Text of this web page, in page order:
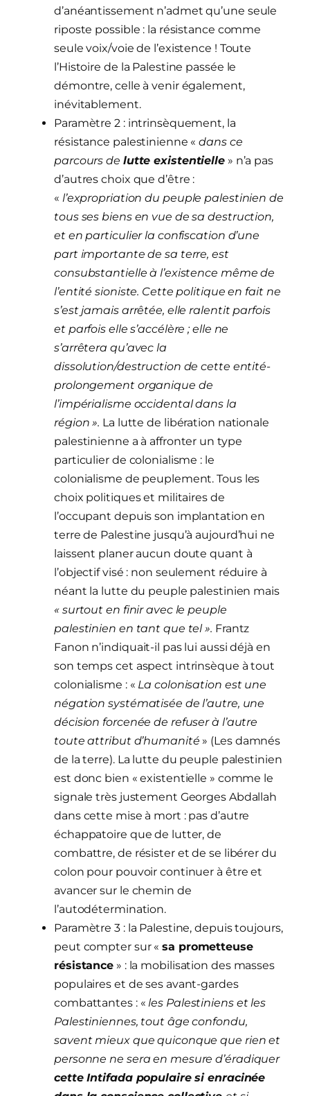
d’anéantissement n’admet qu’une seule
riposte possible : la résistance comme
seule voix/voie de l’existence ! Toute
l’Histoire de la Palestine passée le
démontre, celle à venir également,
inévitablement.
Paramètre 2 : intrinsèquement, la
résistance palestinienne «dans ce
parcours de lutte existentielle» n’a pas
d’autres choix que d’être :
« l’expropriation du peuple palestinien de
tous ses biens en vue de sa destruction,
et en particulier la confiscation d’une
part importante de sa terre, est
consubstantielle à l’existence même de
l’entité sioniste. Cette politique en fait ne
s’est jamais arrêtée, elle ralentit parfois
et parfois elle s’accélère ; elle ne
s’arrêtera qu’avec la
dissolution/destruction de cette entité-
prolongement organique de
l’impérialisme occidental dans la
région ». La lutte de libération nationale
palestinienne a à affronter un type
particulier de colonialisme : le
colonialisme de peuplement. Tous les
choix politiques et militaires de
l’occupant depuis son implantation en
terre de Palestine jusqu’à aujourd’hui ne
laissent planer aucun doute quant à
l’objectif visé : non seulement réduire à
néant la lutte du peuple palestinien mais
« surtout en finir avec le peuple
palestinien en tant que tel ». Frantz
Fanon n’indiquait-il pas lui aussi déjà en
son temps cet aspect intrinsèque à tout
colonialisme : « La colonisation est une
négation systématisée de l’autre, une
décision forcenée de refuser à l’autre
toute attribut d’humanité » (Les damnés
de la terre). La lutte du peuple palestinien
est donc bien « existentielle » comme le
signale très justement Georges Abdallah
dans cette mise à mort : pas d’autre
échappatoire que de lutter, de
combattre, de résister et de se libérer du
colon pour pouvoir continuer à être et
avancer sur le chemin de
l’autodétermination.
Paramètre 3 : la Palestine, depuis toujours,
peut compter sur «sa prometteuse
résistance » : la mobilisation des masses
populaires et de ses avant-gardes
combattantes : «les Palestiniens et les
Palestiniennes, tout âge confondu,
savent mieux que quiconque que rien et
personne ne sera en mesure d’éradiquer
cette Intifada populaire si enracinée